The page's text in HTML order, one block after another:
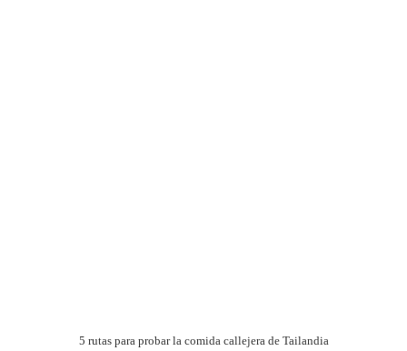
5 rutas para probar la comida callejera de Tailandia